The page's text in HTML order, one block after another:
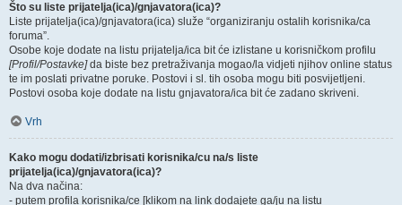
Što su liste prijatelja(ica)/gnjavatora(ica)?
Liste prijatelja(ica)/gnjavatora(ica) služe “organiziranju ostalih korisnika/ca
foruma”.
Osobe koje dodate na listu prijatelja/ica bit će izlistane u korisničkom profilu
[Profil/Postavke]da biste bez pretraživanja mogao/la vidjeti njihov online status
te im poslati privatne poruke. Postovi i sl. tih osoba mogu biti posvijetljeni.
Postovi osoba koje dodate na listu gnjavatora/ica bit će zadano skriveni.
Vrh
Kako mogu dodati/izbrisati korisnika/cu na/s liste
prijatelja(ica)/gnjavatora(ica)?
Na dva načina:
- putem profila korisnika/ce [klikom na link dodajete ga/ju na listu